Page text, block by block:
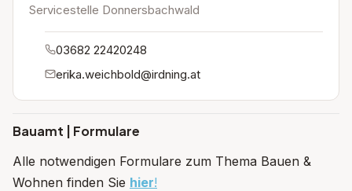
Servicestelle Donnersbachwald
03682 22420248
erika.weichbold@irdning.at
Bauamt | Formulare
Alle notwendigen Formulare zum Thema Bauen &
Wohnen finden Sie hier!